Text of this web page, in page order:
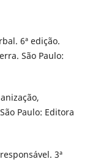
6ª edição.
São Paulo:
Paulo: Editora
3ª